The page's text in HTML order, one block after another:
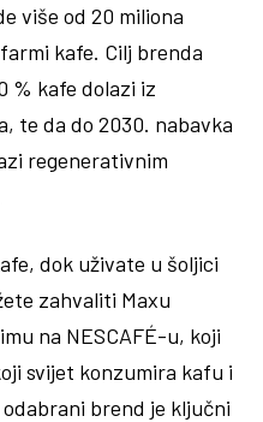
više od 20 miliona
kafe. Cilj brenda
% kafe dolazi iz
te da do 2030. nabavka
regenerativnim
dok uživate u šoljici
zahvaliti Maxu
na NESCAFÉ-u, koji
svijet konzumira kafu i
brend je ključni